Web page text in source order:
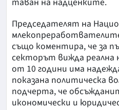
Председателят на
също коментира, че за
секторът вижда реална
от 10 години има
показана политическа
подчерта, че
икономически и